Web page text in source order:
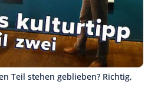
Teil stehen geblieben? Richtig,